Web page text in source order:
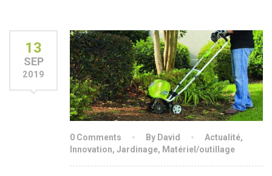
13
SEP
2019
0 Comments By David Actualité,
Innovation, Jardinage, Matériel/outillage